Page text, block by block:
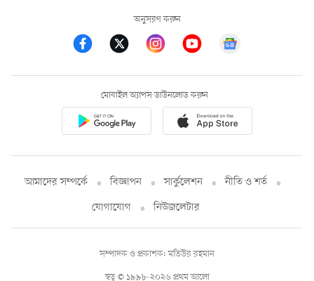
অনুসরণ করুন
মোবাইল অ্যাপস ডাউনলোড করুন
আমাদের সম্পর্কে বিজ্ঞাপন সার্কুলেশন
নীতি ও শর্ত
যোগাযোগ
নিউজলেটার
স্বত্ব © ১৯৯৮-২০২৬ প্রথম আলো
সম্পাদক ও প্রকাশক: মতিউর রহমান